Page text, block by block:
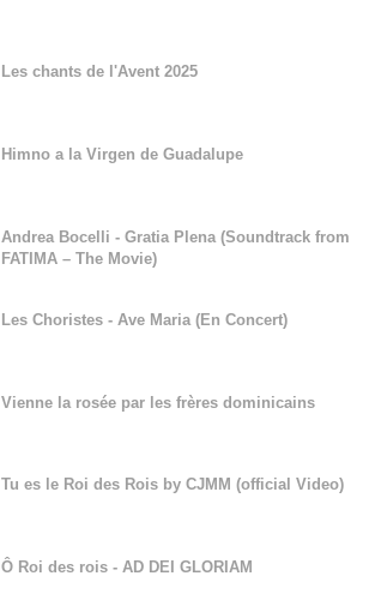
Les chants de l'Avent 2025
Himno a la Virgen de Guadalupe
Andrea Bocelli - Gratia Plena (Soundtrack from
FATIMA – The Movie)
Les Choristes - Ave Maria (En Concert)
Vienne la rosée par les frères dominicains
Tu es le Roi des Rois by CJMM (official Video)
Ô Roi des rois - AD DEI GLORIAM